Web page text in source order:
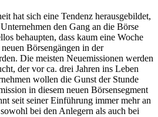
hat sich eine Tendenz herausgebildet,
den Gang an die Börse
behaupten, dass kaum eine Woche
Börsengängen in der
Die meisten Neuemissionen werden
der vor ca. drei Jahren ins Leben
wollen die Gunst der Stunde
in diesem neuen Börsensegment
seit seiner Einführung immer mehr an
bei den Anlegern als auch bei